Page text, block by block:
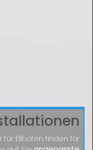
für Ellhofen finden für